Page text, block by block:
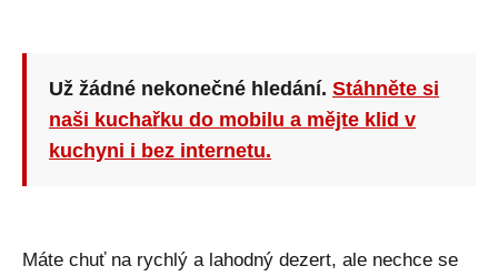
Už žádné nekonečné hledání. Stáhněte si
naši kuchařku do mobilu a mějte klid v
kuchyni i bez internetu.
Máte chuť na rychlý a lahodný dezert, ale nechce se